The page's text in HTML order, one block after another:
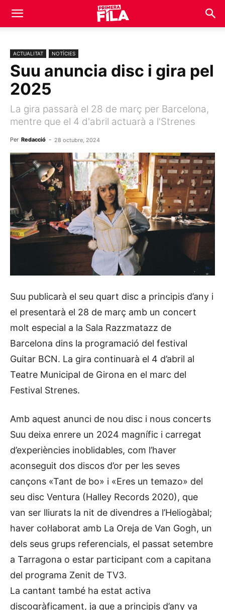
ACTUALITAT NOTÍCIES
Suu anuncia disc i gira pel
2025
La gira passarà el 28 de març per Barcelona,
mentre que el 4 d'abril actuarà a l'Strenes
Per Redacció - 28 octubre, 2024
Suu publicarà el seu quart disc a principis d’any i
el presentarà el 28 de març amb un concert
molt especial a la Sala Razzmatazz de
Barcelona dins la programació del festival
Guitar BCN. La gira continuarà el 4 d’abril al
Teatre Municipal de Girona en el marc del
Festival Strenes.
Amb aquest anunci de nou disc i nous concerts
Suu deixa enrere un 2024 magnífic i carregat
d’experiències inoblidables, com l’haver
aconseguit dos discos d’or per les seves
cançons «Tant de bo» i «Eres un temazo» del
seu disc Ventura (Halley Records 2020), que
van ser lliurats la nit de divendres a l’Heliogàbal;
haver col·laborat amb La Oreja de Van Gogh, un
dels seus grups referencials, el passat setembre
a Tarragona o estar participant com a capitana
del programa Zenit de TV3.
La cantant també ha estat activa
discogràficament, ja que a principis d’any va